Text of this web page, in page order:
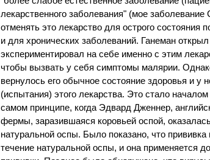
лекарственного заболевания" (мое
отменять это лекарство для острого состояния
и для хронических заболеваний. Ганеман
экспериментировал на себе именно с этим
чтобы вызвать у себя симптомы малярии.
вернулось его обычное состояние здоровья и у
(испытания) этого лекарства. Это стало
самом принципе, когда Эдвард Дженнер,
фермы, заразившаяся коровьей оспой,
натуральной оспы. Было показано, что
течение натуральной оспы, и она применяется